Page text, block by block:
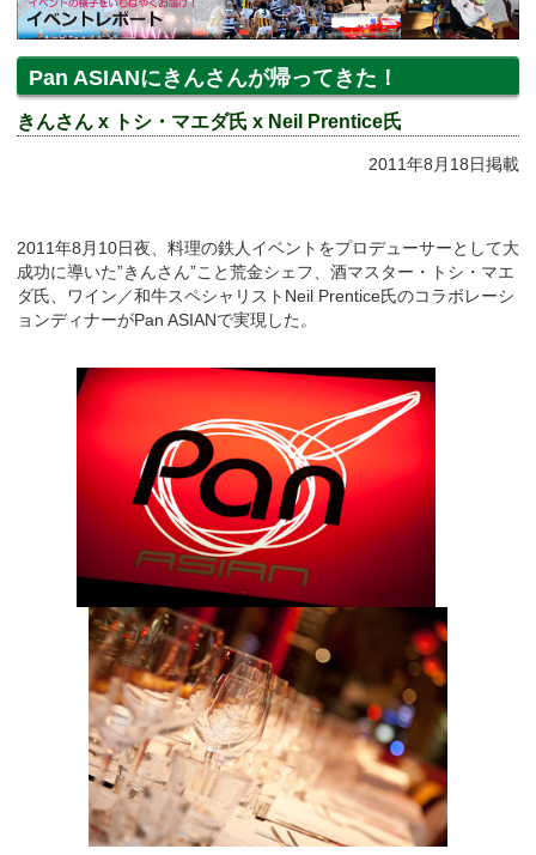
Pan ASIANにきんさんが帰ってきた！
きんさん x トシ・マエダ氏 x Neil Prentice氏
2011年8月18日掲載
2011年8月10日夜、料理の鉄人イベントをプロデューサーとして大
成功に導いた”きんさん”こと荒金シェフ、酒マスター・トシ・マエ
ダ氏、ワイン／和牛スペシャリストNeil Prentice氏のコラボレーシ
ョンディナーがPan ASIANで実現した。